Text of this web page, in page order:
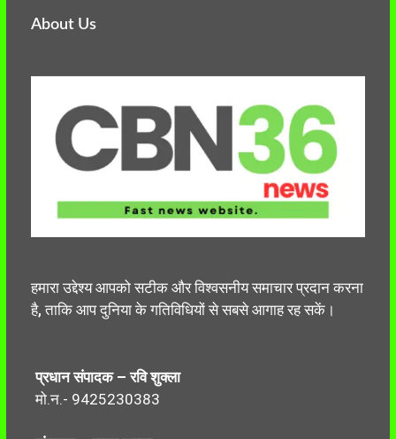
About Us
हमारा उद्देश्य आपको सटीक और विश्वसनीय समाचार प्रदान करना
है, ताकि आप दुनिया के गतिविधियों से सबसे आगाह रह सकें।
प्रधान संपादक – रवि शुक्ला
मो.न.- 9425230383